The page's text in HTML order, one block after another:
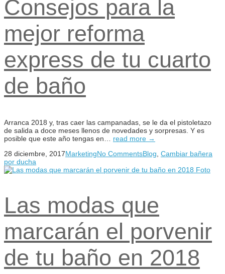
Consejos para la
mejor reforma
express de tu cuarto
de baño
Arranca 2018 y, tras caer las campanadas, se le da el pistoletazo
de salida a doce meses llenos de novedades y sorpresas. Y es
posible que este año tengas en… read more →
28 diciembre, 2017MarketingNo CommentsBlog Cambiar bañera
por ducha
Las modas que
marcarán el porvenir
de tu baño en 2018